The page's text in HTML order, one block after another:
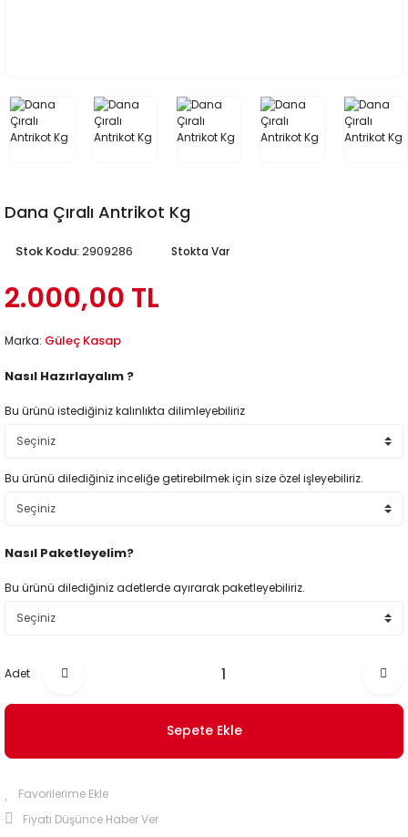
Dana Çıralı Antrikot Kg
Stok Kodu:2909286 Stokta Var
2.000,00 TL
Marka: Güleç Kasap
Nasıl Hazırlayalım ?
Bu ürünü istediğiniz kalınlıkta dilimleyebiliriz
Bu ürünü dilediğiniz inceliğe getirebilmek için size özel işleyebiliriz.
Nasıl Paketleyelim?
Bu ürünü dilediğiniz adetlerde ayırarak paketleyebiliriz.
Adet
Sepete Ekle
Fiyatı Düşünce Haber Ver